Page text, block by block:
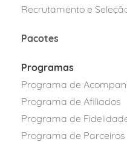
Recrutamento e
Pacotes
Programas
Programa de
Programa de Afiliados
Programa de Fidelidad
Programa de Parceiros